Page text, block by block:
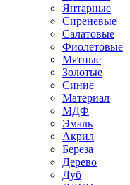
Янтарные
Сиреневые
Салатовые
Фиолетовые
Мятные
Золотые
Синие
Материал
МДФ
Эмаль
Акрил
Береза
Дерево
Дуб